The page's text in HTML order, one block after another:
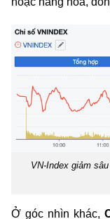
VN-Index giảm
Ở góc nhìn khác,